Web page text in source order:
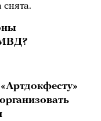
МВД?